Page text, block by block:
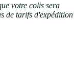
votre colis sera
de tarifs d'expédition